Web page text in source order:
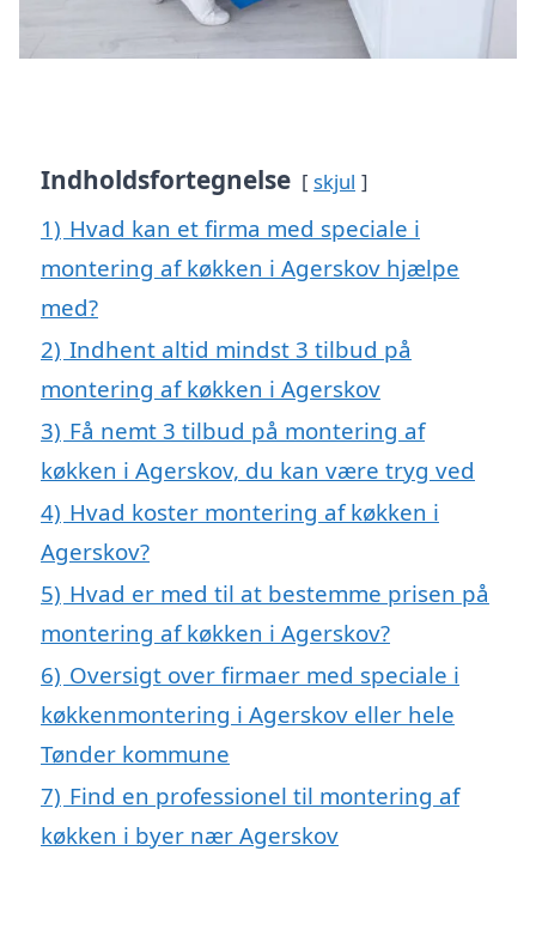
Indholdsfortegnelse skjul
1) Hvad kan et firma med speciale i
montering af køkken i Agerskov hjælpe
med?
2) Indhent altid mindst 3 tilbud på
montering af køkken i Agerskov
3) Få nemt 3 tilbud på montering af
køkken i Agerskov, du kan være tryg ved
4) Hvad koster montering af køkken i
Agerskov?
5) Hvad er med til at bestemme prisen på
montering af køkken i Agerskov?
6) Oversigt over firmaer med speciale i
køkkenmontering i Agerskov eller hele
Tønder kommune
7) Find en professionel til montering af
køkken i byer nær Agerskov